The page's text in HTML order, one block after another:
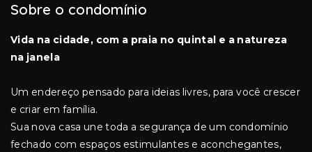
Sobre o condomínio
Vida na cidade, com a praia no quintal e a natureza
na janela
Um endereço pensado para ideias livres, para você crescer
e criar em família.
Sua nova casa une toda a segurança de um condomínio
fechado com espaços estimulantes e aconchegantes,